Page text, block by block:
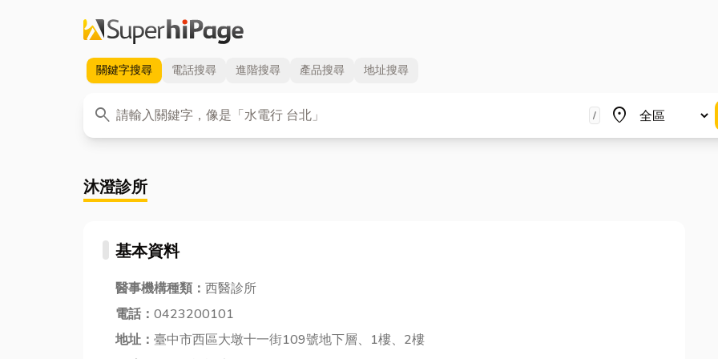
關鍵字搜尋 電話搜尋 進階搜尋 產品搜尋 地址搜尋
search
關鍵字 / place
地區
沐澄診所
基本資料
醫事機構種類： 西醫診所
電話： 0423200101
地址： 臺中市西區大墩十一街109號地下層、1樓、2樓